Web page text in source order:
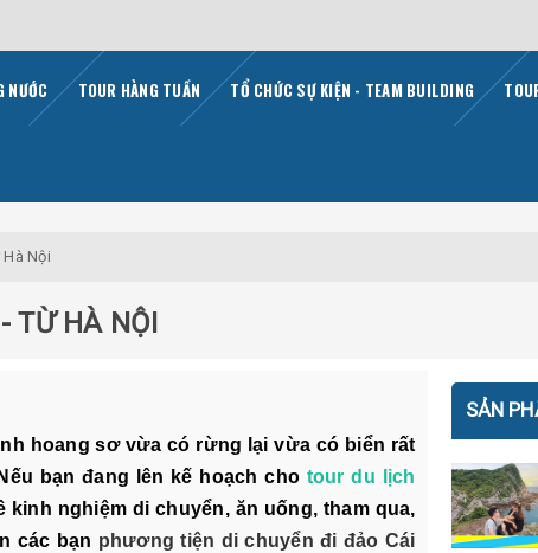
NƯỚC TOUR HÀNG TUẦN TỔ CHỨC SỰ KIỆN - TEAM BUILDING
Nội
TỪ HÀ NỘI
hoang sơ vừa có rừng lại vừa có biển rất
bạn đang lên kế hoạch cho tourdu lịch
nghiệm di chuyển, ăn uống, tham qua,
các bạn phương tiện di chuyển đi đảo Cái
SẢN